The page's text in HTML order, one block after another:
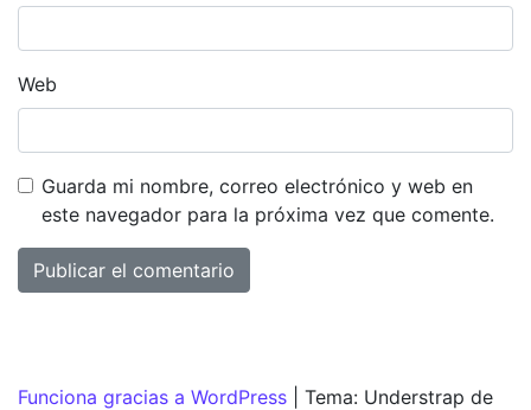
Web
Guarda mi nombre, correo electrónico y web en
este navegador para la próxima vez que comente.
Funciona gracias a WordPress Tema: Understrap de